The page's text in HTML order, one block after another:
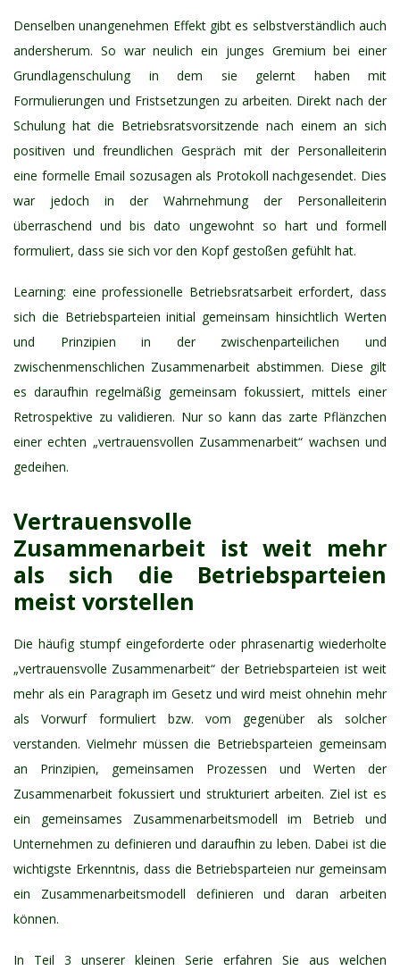
Denselben unangenehmen Effekt gibt es selbstverständlich auch
andersherum. So war neulich ein junges Gremium bei einer
Grundlagenschulung in dem sie gelernt haben mit
Formulierungen und Fristsetzungen zu arbeiten. Direkt nach der
Schulung hat die Betriebsratsvorsitzende nach einem an sich
positiven und freundlichen Gespräch mit der Personalleiterin
eine formelle Email sozusagen als Protokoll nachgesendet. Dies
war jedoch in der Wahrnehmung der Personalleiterin
überraschend und bis dato ungewohnt so hart und formell
formuliert, dass sie sich vor den Kopf gestoßen gefühlt hat.
Learning: eine professionelle Betriebsratsarbeit erfordert, dass
sich die Betriebsparteien initial gemeinsam hinsichtlich Werten
und Prinzipien in der zwischenparteilichen und
zwischenmenschlichen Zusammenarbeit abstimmen. Diese gilt
es daraufhin regelmäßig gemeinsam fokussiert, mittels einer
Retrospektive zu validieren. Nur so kann das zarte Pflänzchen
einer echten „vertrauensvollen Zusammenarbeit“ wachsen und
gedeihen.
Vertrauensvolle
Zusammenarbeit ist weit mehr
als sich die Betriebsparteien
meist vorstellen
Die häufig stumpf eingeforderte oder phrasenartig wiederholte
„vertrauensvolle Zusammenarbeit“ der Betriebsparteien ist weit
mehr als ein Paragraph im Gesetz und wird meist ohnehin mehr
als Vorwurf formuliert bzw. vom gegenüber als solcher
verstanden. Vielmehr müssen die Betriebsparteien gemeinsam
an Prinzipien, gemeinsamen Prozessen und Werten der
Zusammenarbeit fokussiert und strukturiert arbeiten. Ziel ist es
ein gemeinsames Zusammenarbeitsmodell im Betrieb und
Unternehmen zu definieren und daraufhin zu leben. Dabei ist die
wichtigste Erkenntnis, dass die Betriebsparteien nur gemeinsam
ein Zusammenarbeitsmodell definieren und daran arbeiten
können.
In Teil 3 unserer kleinen Serie erfahren Sie aus welchen